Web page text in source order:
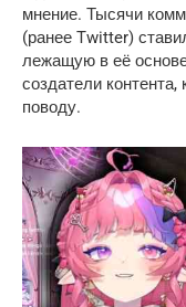
мнение. Тысячи
(ранее Twitter)
лежащую в её
создатели
поводу.